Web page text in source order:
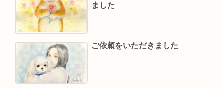
ました
ご依頼をいただきました